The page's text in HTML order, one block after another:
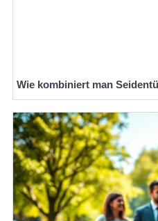
Wie kombiniert man